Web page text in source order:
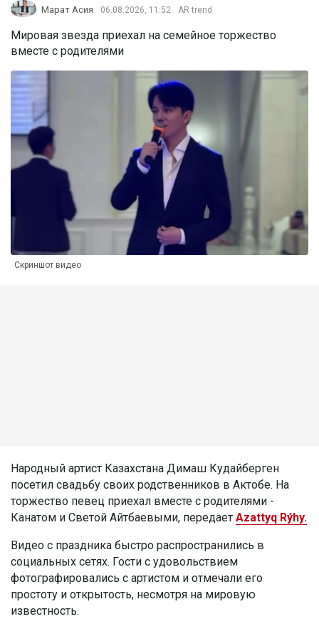
Марат Асия 06.08.2026, 11:52 AR trend
Мировая звезда приехал на семейное торжество
вместе с родителями
Скриншот видео
Народный артист Казахстана Димаш Кудайберген
посетил свадьбу своих родственников в Актобе. На
торжество певец приехал вместе с родителями -
Канатом и Светой Айтбаевыми, передает Azattyq Rýhy.
Видео с праздника быстро распространились в
социальных сетях. Гости с удовольствием
фотографировались с артистом и отмечали его
простоту и открытость, несмотря на мировую
известность.